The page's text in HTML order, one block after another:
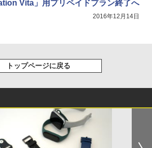
Vita」用プリペイドプラン終了へ
2016年12月14日
トップページに戻る